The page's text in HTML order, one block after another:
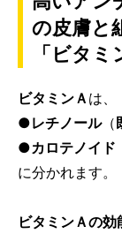
の皮膚と
「ビタミ
ビタミンＡ は、
●レチノール（
●カロテノイド
に分かれます。
ビタミンＡの効